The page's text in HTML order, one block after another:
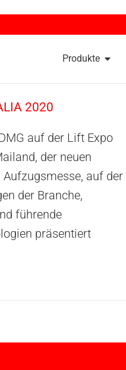
Produkte
2020
auf der Lift Expo
der neuen
auf der
der Branche,
führende
präsentiert